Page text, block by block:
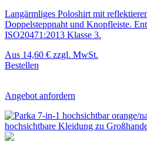
Langärmliges Poloshirt mit
Doppelsteppnaht und Knopfleiste.
ISO20471:2013 Klasse 3.
Aus 14,60 € zzgl. MwSt.
Bestellen
Angebot anfordern